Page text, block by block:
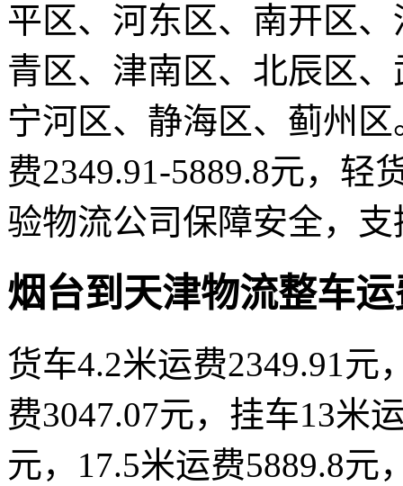
平区、河东区、南开区
青区、津南区、北辰区
宁河区、静海区、蓟州
费2349.91-5889.8元，轻
验物流公司保障安全，
烟台到天津物流整车
货车4.2米运费2349.91元
费3047.07元，挂车13米
元，17.5米运费5889.8元